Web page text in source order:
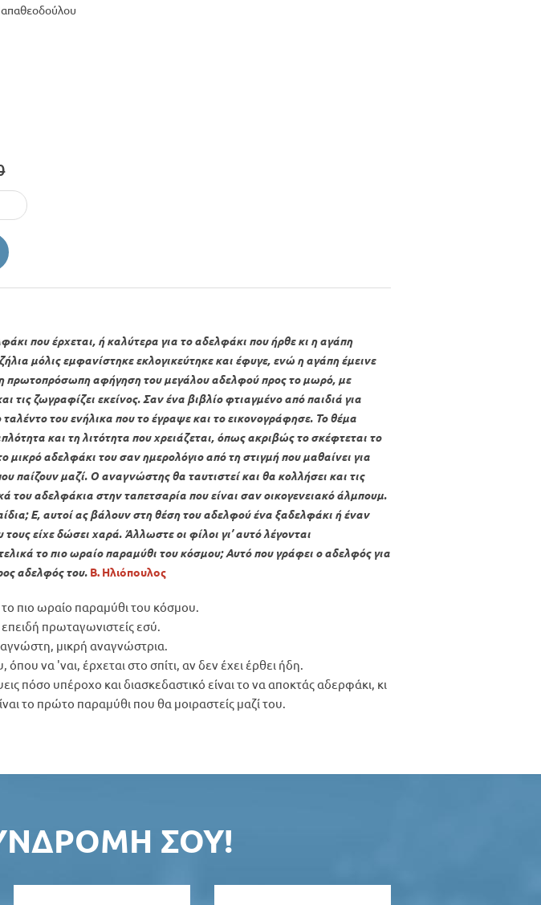
που έρχεται, ή καλύτερα για το αδελφάκι που ήρθε κι η αγάπη
μόλις εμφανίστηκε εκλογικεύτηκε και έφυγε, ενώ η αγάπη έμεινε
η πρωτοπρόσωπη αφήγηση του μεγάλου αδελφού προς το μωρό, με
τις ζωγραφίζει εκείνος. Σαν ένα βιβλίο φτιαγμένο από παιδιά για
ταλέντο του ενήλικα που το έγραψε και το εικονογράφησε. Το θέμα
και τη λιτότητα που χρειάζεται, όπως ακριβώς το σκέφτεται το
μικρό αδελφάκι του σαν ημερολόγιο από τη στιγμή που μαθαίνει για
παίζουν μαζί. Ο αναγνώστης θα ταυτιστεί και θα κολλήσει και τις
του αδελφάκια στην ταπετσαρία που είναι σαν οικογενειακό άλμπουμ.
Ε, αυτοί ας βάλουν στη θέση του αδελφού ένα ξαδελφάκι ή έναν
είχε δώσει χαρά. Άλλωστε οι φίλοι γι’ αυτό λέγονται
το πιο ωραίο παραμύθι του κόσμου; Αυτό που γράφει ο αδελφός για
αδελφός του. Β. Ηλιόπουλος
πιο ωραίο παραμύθι του κόσμου.
επειδή πρωταγωνιστείς εσύ.
μικρή αναγνώστρια.
να 'ναι, έρχεται στο σπίτι, αν δεν έχει έρθει ήδη.
πόσο υπέροχο και διασκεδαστικό είναι το να αποκτάς αδερφάκι, κι
το πρώτο παραμύθι που θα μοιραστείς μαζί του.
ΣΟΥ!